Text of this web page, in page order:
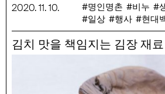
제품 소개
– 신동걸 약쑥 비누 : 꽁꽁 언 겨울 땅에
생명력을 지닌 참쑥이 함유된 약산성
오일이기에 민감한 피부에 사용하기 좋
풍푸하게 사용해 보습효과가 좋습니다.
– 신동걸 왕겨숯 주방 비누 : 예로부터
왕겨숯을 넣은 주방 비누입니다. 제대
2020.11.10. 명인명촌 비누
일상
행사 현대
김치 맛을 책임지는 김장 재